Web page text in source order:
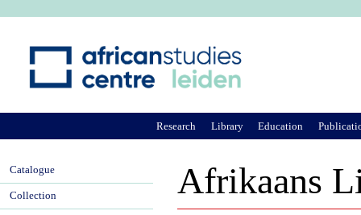
Afrikaans
Research Library Education
Catalogue
Collection